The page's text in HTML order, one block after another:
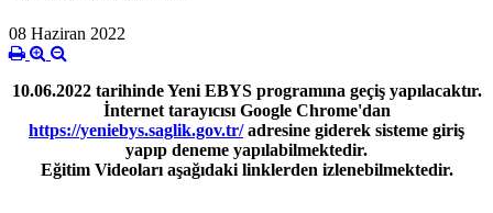
08 Haziran 2022
10.06.2022 tarihinde Yeni EBYS programına geçiş yapılacaktır.
İnternet tarayıcısı Google Chrome'dan
https://yeniebys.saglik.gov.tr/adresine giderek sisteme giriş
yapıp deneme yapılabilmektedir.
Eğitim Videoları aşağıdaki linklerden izlenebilmektedir.